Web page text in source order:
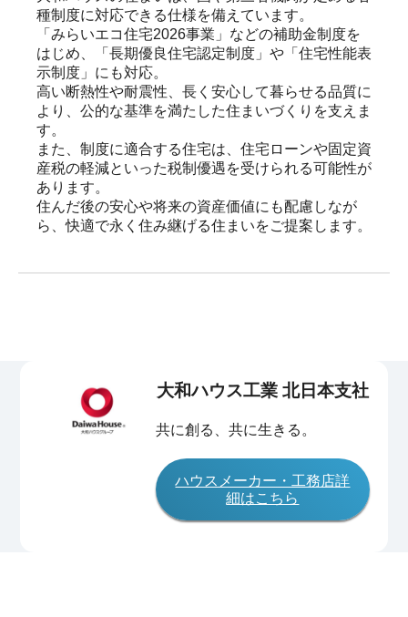
種制度に対応できる仕様を備えています。
「みらいエコ住宅2026事業」などの補助金制度を
はじめ、「長期優良住宅認定制度」や「住宅性能表
示制度」にも対応。
高い断熱性や耐震性、長く安心して暮らせる品質に
より、公的な基準を満たした住まいづくりを支えま
す。
また、制度に適合する住宅は、住宅ローンや固定資
産税の軽減といった税制優遇を受けられる可能性が
あります。
住んだ後の安心や将来の資産価値にも配慮しなが
ら、快適で永く住み継げる住まいをご提案します。
大和ハウス工業 北日本支社
共に創る、共に生きる。
ハウスメーカー・工務店詳
細はこちら